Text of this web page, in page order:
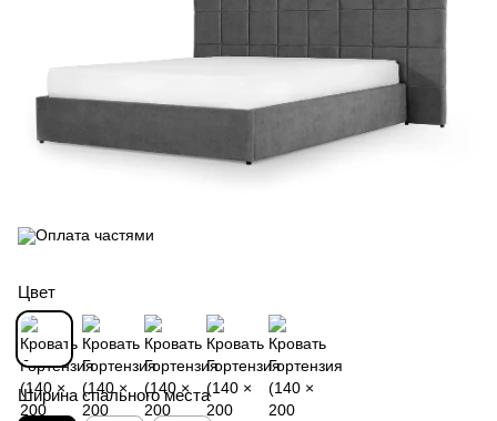
Цвет
Ширина спального места